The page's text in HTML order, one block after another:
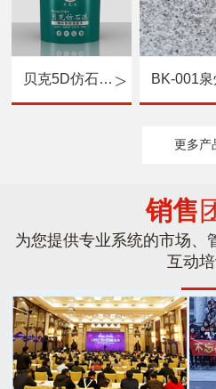
贝克5D仿石漆（硅丙罩光面漆） BK-001泉
更多产
销售
为您提供专业系统的市场、
互动培